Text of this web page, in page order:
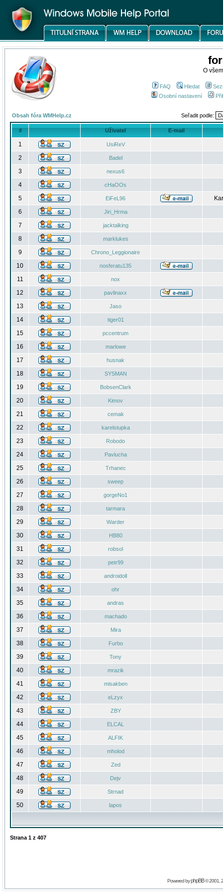
O
FAQ Hledat
Osobní nastavení
Obsah fóra WMHelp.cz Seřadit podle:
# Uživatel E-mail
1 UsiReV
2 Badel
3 nexus6
4 cHaOOs
5 EiFeL96
6
Jiri_Hrma
7 jacktalking
8 marklukes
9 Chrono_Leggionaire
10 nosferatu135
11 nox
12 pavlinaxx
13 Jaso
14 tiger01
15 pccentrum
16 marlowe
17 husnak
18 SYSMAN
19 BobsenClark
20 Kimov
21 cemak
22 karelstupka
23 Robodo
24 Pavlucha
25 Trhanec
26 sweep
27 gorgeNo1
28 tarmara
29 Warder
30 HB80
31 robsol
32 petr99
33 androidoll
34 ohr
35 andras
36 machado
37 Mira
38 Furbo
39 Tony
40 mrazik
41 misakben
42 eLzyx
43 ZBY
44 ELCAL
45 ALFIK
46 mholod
47 Zed
48 Dejv
49 Strnad
50 lapos
Strana 1 z 407
Powered byphpBB© 2001,